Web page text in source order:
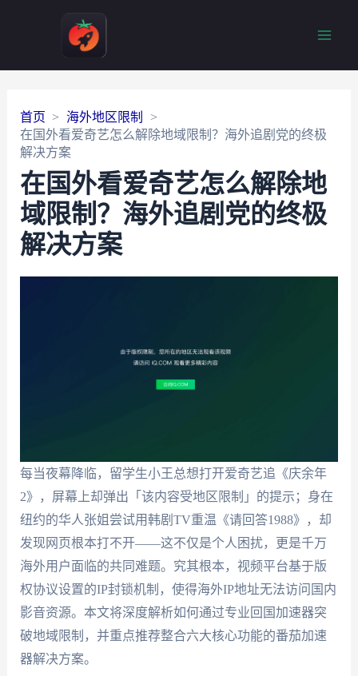
首页
海外地区限制
在国外看爱奇艺怎么解除地域限制？海外追剧党的终极
解决方案
在国外看爱奇艺怎么解除地
域限制？海外追剧党的终极
解决方案
每当夜幕降临，留学生小王总想打开爱奇艺追《庆余年
2》，屏幕上却弹出「该内容受地区限制」的提示；身在
纽约的华人张姐尝试用韩剧TV重温《请回答1988》，却
发现网页根本打不开——这不仅是个人困扰，更是千万
海外用户面临的共同难题。究其根本，视频平台基于版
权协议设置的IP封锁机制，使得海外IP地址无法访问国内
影音资源。本文将深度解析如何通过专业回国加速器突
破地域限制，并重点推荐整合六大核心功能的番茄加速
器解决方案。